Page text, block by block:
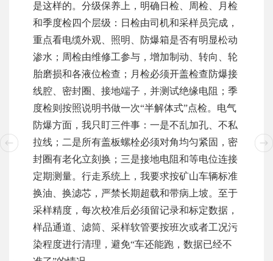
是这样的。分级保养上，明确日检、周检、月检
和季度检四个层级：日检由司机和采样员完成，
重点看电缆外观、照明、防爆箱是否有明显松动
渗水；周检由维修工参与，增加制动、转向、轮
胎磨损和各液位检查；月检必须开盖检查防爆接
线腔、密封圈、接地端子，并测试绝缘电阻；季
度检则按照说明书做一次“半解体式”点检。电气
防爆方面，我只盯三件事：一是不乱加孔、不私
拉线；二是所有盖板螺栓必须对角均匀紧固，密
封圈有老化立刻换；三是接地电阻和等电位连接
定期测量。行走系统上，我要求按矿山车辆标准
换油、换滤芯，严禁长期超载和带病上坡。至于
采样精度，每次校准后必须留记录和标定数据，
样品通道、滤筒、采样软管要按班次或者工况污
染程度进行清理，避免“车还能跑，数据已经不